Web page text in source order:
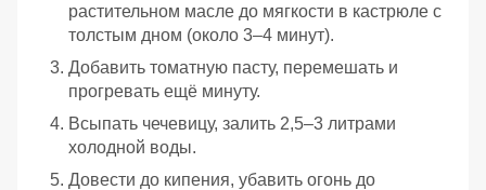
растительном масле до мягкости в кастрюле с
толстым дном (около 3–4 минут).
Добавить томатную пасту, перемешать и
прогревать ещё минуту.
Всыпать чечевицу, залить 2,5–3 литрами
холодной воды.
Довести до кипения, убавить огонь до